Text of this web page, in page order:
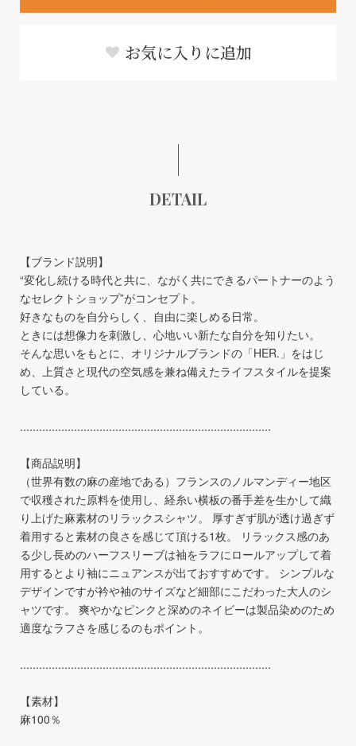
お気に入りに追加
DETAIL
【ブランド説明】
“変化し続ける時代と共に、ながく共にできるパートナーのよう
なセレクトショップ”がコンセプト。
好きなものを自分らしく、自由に楽しめる日常。
ときには想像力を刺激し、心地いい新たな自分を知りたい。
そんな思いをもとに、オリジナルブランドの「HER.」をはじ
め、上質さと現代の空気感を兼ね備えたライフスタイルを提案
している。
...............................................................................
【商品説明】
（世界有数の麻の産地である）フランスのノルマンディー地区
で収穫された原料を使用し、経糸い横板の番手差を生かして織
り上げた麻素材のリラックスシャツ。 厚すぎず肌が透け過ぎず
着用すると素材の良さを感じて頂ける1枚。 リラックス感のあ
る少し長めのハーフスリーブは袖をラフにロールアップして着
用するとより袖にニュアンスが出ておすすめです。 シンプルな
デザインですが衿や袖のサイズなど細部にこだわった大人のシ
ャツです。 爽やかなピンクと深めのネイビーは製品染めのため
適度なラフさを感じるのもポイント。
...............................................................................
【素材】
麻100％